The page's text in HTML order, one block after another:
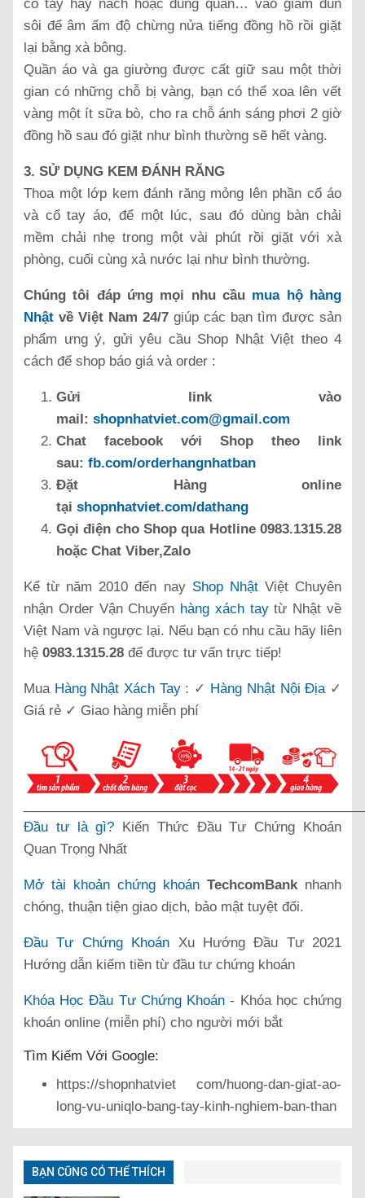
cổ tay hay nách hoặc đũng quần… vào giấm đun
sôi để âm ấm độ chừng nửa tiếng đồng hồ rồi giặt
lại bằng xà bông.
Quần áo và ga giường được cất giữ sau một thời
gian có những chỗ bị vàng, bạn có thể xoa lên vết
vàng một ít sữa bò, cho ra chỗ ánh sáng phơi 2 giờ
đồng hồ sau đó giặt như bình thường sẽ hết vàng.
3. SỬ DỤNG KEM ĐÁNH RĂNG
Thoa một lớp kem đánh răng mỏng lên phần cổ áo
và cổ tay áo, để một lúc, sau đó dùng bàn chải
mềm chải nhẹ trong một vài phút rồi giặt với xà
phòng, cuối cùng xả nước lại như bình thường.
Chúng tôi đáp ứng mọi nhu cầu mua hộ hàng
Nhật về Việt Nam 24/7 giúp các bạn tìm được sản
phẩm ưng ý, gửi yêu cầu Shop Nhật Việt theo 4
cách để shop báo giá và order :
Gửi link vào
mail: shopnhatviet.com@gmail.com
Chat facebook với Shop theo link
sau: fb.com/orderhangnhatban
Đặt Hàng online
tại shopnhatviet.com/dathang
Gọi điện cho Shop qua Hotline 0983.1315.28
hoặc Chat Viber,Zalo
Kể từ năm 2010 đến nay Shop NhậtViệt Chuyên
nhận Order Vận Chuyển hàng xách taytừ Nhật về
Việt Nam và ngược lại. Nếu bạn có nhu cầu hãy liên
hệ 0983.1315.28 để được tư vấn trực tiếp!
Mua Hàng Nhật Xách Tay: ✓ Hàng Nhật Nội Địa ✓
Giá rẻ ✓ Giao hàng miễn phí
Đầu tư là gì? Kiến Thức Đầu Tư Chứng Khoán
Quan Trọng Nhất
Mở tài khoản chứng khoán TechcomBank nhanh
chóng, thuận tiện giao dịch, bảo mật tuyệt đối.
Đầu Tư Chứng Khoán Xu Hướng Đầu Tư 2021
Hướng dẫn kiếm tiền từ đầu tư chứng khoán
Khóa Học Đầu Tư Chứng Khoán - Khóa học chứng
khoán online (miễn phí) cho người mới bắt
Tìm Kiếm Với Google:
https://shopnhatviet com/huong-dan-giat-ao-
long-vu-uniqlo-bang-tay-kinh-nghiem-ban-than
BẠN CŨNG CÓ THỂ THÍCH